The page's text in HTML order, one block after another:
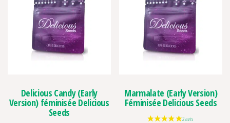
Delicious Candy (Early
Version) féminisée Delicious
Seeds
Marmalate (Early Version)
Féminisée Delicious Seeds